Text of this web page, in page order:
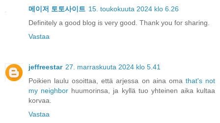
메이저 토토사이트 15. toukokuuta 2024 klo 6.26
Definitely a good blog is very good. Thank you for sharing.
Vastaa
jeffreestar 27. marraskuuta 2024 klo 5.41
Poikien laulu osoittaa, että arjessa on aina oma that's not
my neighbor huumorinsa, ja kyllä tuo yhteinen aika kultaa
korvaa.
Vastaa